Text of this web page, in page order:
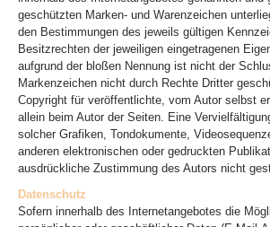
geschützten Marken- und Warenzeichen
den Bestimmungen des jeweils gültigen
Besitzrechten der jeweiligen eingetragenen
aufgrund der bloßen Nennung ist nicht der
Markenzeichen nicht durch Rechte Dritter
Copyright für veröffentlichte, vom Autor selbst
allein beim Autor der Seiten. Eine
solcher Grafiken, Tondokumente,
anderen elektronischen oder gedruckten
ausdrückliche Zustimmung des Autors nicht
Datenschutz
Sofern innerhalb des Internetangebotes die